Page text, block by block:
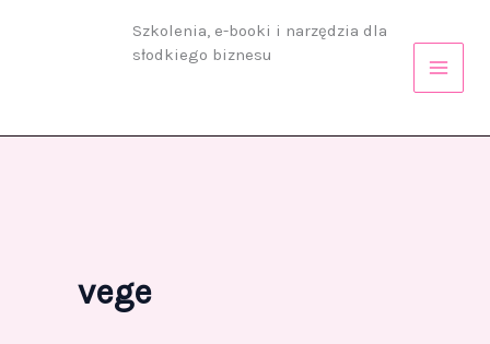
Szkolenia, e-booki i narzędzia dla
słodkiego biznesu
vege